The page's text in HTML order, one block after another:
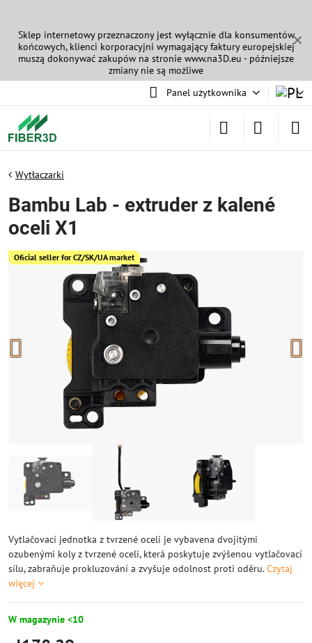
✕
Sklep internetowy przeznaczony jest wyłącznie dla konsumentów
końcowych, klienci korporacyjni wymagający faktury europejskiej
muszą dokonywać zakupów na stronie www.na3D.eu - późniejsze
zmiany nie są możliwe
Panel użytkownika
Oficial seller for CZ/SK/UA market
Wytłaczarki
Bambu Lab - extruder z kalené
oceli X1
Vytlačovací jednotka z tvrzené oceli je vybavena dvojitými
ozubenými koly z tvrzené oceli, která poskytuje zvýšenou vytlačovací
sílu, zabraňuje prokluzování a zvyšuje odolnost proti oděru.Czytaj
więcej
W magazynie <10